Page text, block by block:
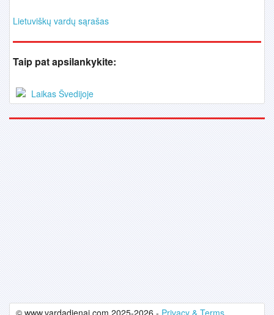
Lietuviškų vardų sąrašas
Taip pat apsilankykite:
Laikas Švedijoje
© www.vardadienai.com 2025-2026 - Privacy & Terms.